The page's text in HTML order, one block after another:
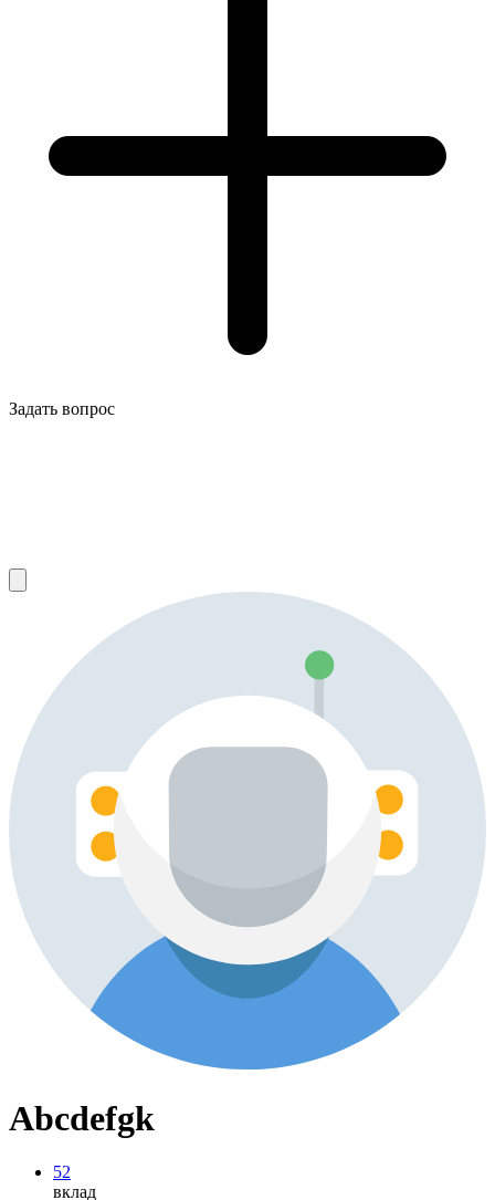
Задать вопрос
Abcdefgk
52
вклад